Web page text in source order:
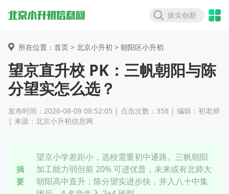
拔尖创新
所在位置：首页 > 北京小升初 > 朝阳区小升初
望京直升校 PK：三帆朝阳与陈
分望实怎么选？
发布时间：2026-08-09 08:52:05 | 点击次数：358 | 编辑：初老师
| 来源：北京小升初信息网
摘
要
望京小学差距小，选校需重初中通路。三帆朝阳
加工能力弱但前 20% 可进优普，未来或有北师大
朝阳高中直升；陈分望实进步快，并入八十中集